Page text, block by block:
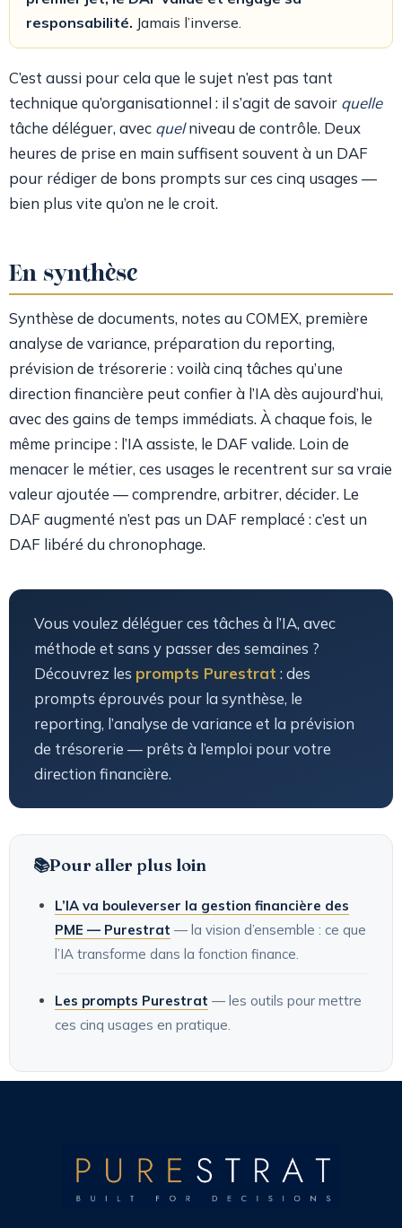
responsabilité. Jamais l’inverse.
C’est aussi pour cela que le sujet n’est pas tant
technique qu’organisationnel : il s’agit de savoir quelle
tâche déléguer, avec quelniveau de contrôle. Deux
heures de prise en main suffisent souvent à un DAF
pour rédiger de bons prompts sur ces cinq usages —
bien plus vite qu’on ne le croit.
En synthèse
Synthèse de documents, notes au COMEX, première
analyse de variance, préparation du reporting,
prévision de trésorerie : voilà cinq tâches qu’une
direction financière peut confier à l’IA dès aujourd’hui,
avec des gains de temps immédiats. À chaque fois, le
même principe : l’IA assiste, le DAF valide. Loin de
menacer le métier, ces usages le recentrent sur sa vraie
valeur ajoutée — comprendre, arbitrer, décider. Le
DAF augmenté n’est pas un DAF remplacé : c’est un
DAF libéré du chronophage.
Vous voulez déléguer ces tâches à l’IA, avec
méthode et sans y passer des semaines ?
Découvrez les prompts Purestrat : des
prompts éprouvés pour la synthèse, le
reporting, l’analyse de variance et la prévision
de trésorerie — prêts à l’emploi pour votre
direction financière.
Pour aller plus loin
L’IA va bouleverser la gestion financière des
PME — Purestrat — la vision d’ensemble : ce que
l’IA transforme dans la fonction finance.
Les prompts Purestrat — les outils pour mettre
ces cinq usages en pratique.